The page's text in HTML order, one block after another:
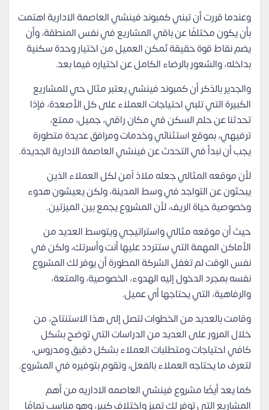
وعندما قررت أن تبني كمبوند فينشي العاصمة الادارية اهتمت
بأن يكون مختلفًا عن باقي المشاريع في نفس المنطقة، وأن
يضم نقاط قوة حقيقة تُمكن العميل من اختيار وحدة سكنية
بداخله، والشعور بالرضاء الكامل عن اختياره فيما بعد.
والجدير بالذكر أن كمبوند فينشي يعتبر مثال حي للمشاريع
الكبيرة التي تلبي احتياجات العملاء على كل الأصعدة، فإذا
تحدثنا عن حلم السكن في مكان راقي، جميل، ممتع،
ترفيهي، بموقع استثنائي وخدمات ومرافق عديدة متطورة
يجب أن نبدأ في التحدث عن فينشي العاصمة الادارية الجديدة.
لأن موقعه المثالي جعله ملاذ آمن لكل العملاء الذين
يبحثون عن التواجد في وسط المدينة، ولكن يعيشون هدوء
وخصوصية حياة الريف، لأن المشروع يجمع بين الميزتين.
حيث أن موقعه مثالي واستراتيجي ويتوسط العديد من
الأماكن المهمة التي ستتردد عليها أنت وأسرتك، ولكن في
نفس الوقت لم تغفل الشركة المطورة أن يوفر لك المشروع
نفسه بمجرد الدخول إليه الهدوء، الخصوصية، والمتعة،
والرفاهية، التي يحتاجها أي عميل.
وقامت بالعديد من الخطوات لتصل إلى هذا الاستنتاج، من
خلال المرور على العديد من الدراسات التي توضح بشكل
كافي احتياجات ومتطلبات العملاء بشكل دقيق ومدروس،
لتعرف ما يحتاجه العملاء بالفعل، وتقوم بتوفيره في المشروع.
كما يعد أيضًا مشروع فينشي العاصمه الاداريه من أهم
المشاريع التي توفر لك تميز واختلاف كبير، وهو مناسب تمامًا